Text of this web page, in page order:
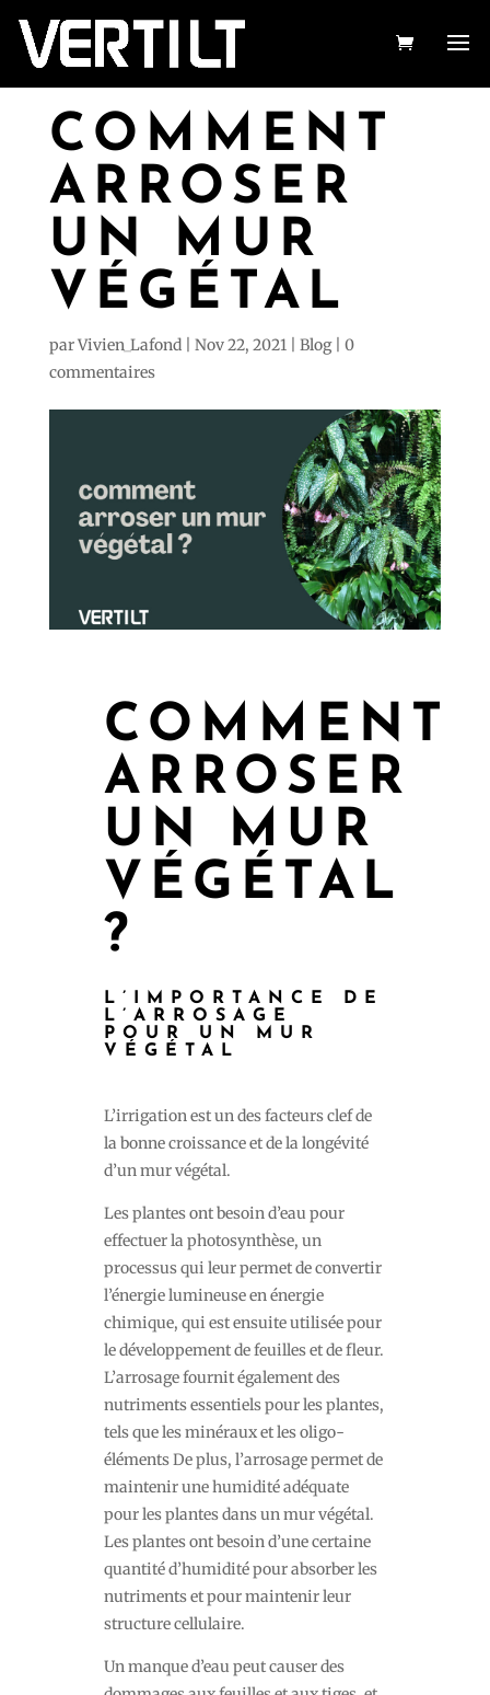
COMMENT
ARROSER
UN MUR
VÉGÉTAL
parVivien_Lafond| Nov 22, 2021| Blog| 0
commentaires
COMMENT
ARROSER
UN MUR
VÉGÉTAL
?
L’IMPORTANCE DE
L’ARROSAGE
POUR UN MUR
VÉGÉTAL
L’irrigation est un des facteurs clef de
la bonne croissance et de la longévité
d’un mur végétal.
Les plantes ont besoin d’eau pour
effectuer la photosynthèse, un
processus qui leur permet de convertir
l’énergie lumineuse en énergie
chimique, qui est ensuite utilisée pour
le développement de feuilles et de fleur.
L’arrosage fournit également des
nutriments essentiels pour les plantes,
tels que les minéraux et les oligo-
éléments De plus, l’arrosage permet de
maintenir une humidité adéquate
pour les plantes dans un mur végétal.
Les plantes ont besoin d’une certaine
quantité d’humidité pour absorber les
nutriments et pour maintenir leur
structure cellulaire.
Un manque d’eau peut causer des